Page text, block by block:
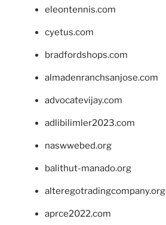
eleontennis.com
cyetus.com
bradfordshops.com
almadenranchsanjose.com
advocatevijay.com
adlibilimler2023.com
naswwebed.org
balithut-manado.org
alteregotradingcompany.org
aprce2022.com